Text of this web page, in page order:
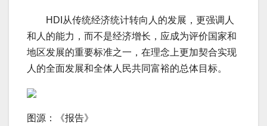
HDI从传统经济统计转向人的发展，更强调人
和人的能力，而不是经济增长，应成为评价国家和
地区发展的重要标准之一，在理念上更加契合实现
人的全面发展和全体人民共同富裕的总体目标。
图源：《报告》